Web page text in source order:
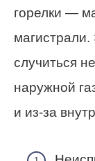
горелки —
случиться
наружной
и из-за